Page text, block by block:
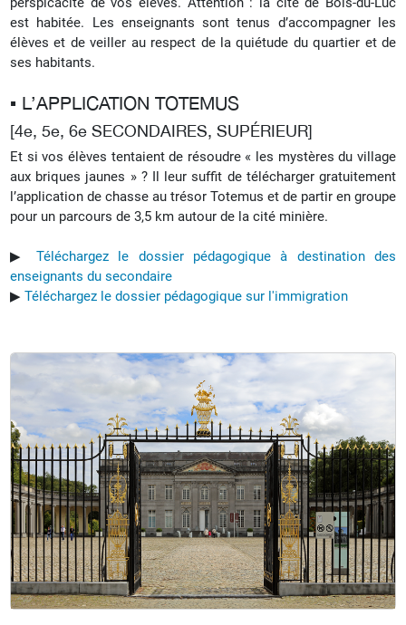
est habitée. Les enseignants sont tenus d’accompagner les
élèves et de veiller au respect de la quiétude du quartier et de
ses habitants.
▪︎ L’APPLICATION TOTEMUS
[4e, 5e, 6e SECONDAIRES, SUPÉRIEUR]
Et si vos élèves tentaient de résoudre « les mystères du village
aux briques jaunes » ? Il leur suffit de télécharger gratuitement
l’application de chasse au trésor Totemus et de partir en groupe
pour un parcours de 3,5 km autour de la cité minière.
▶︎ Téléchargez le dossier pédagogique à destination des
enseignants du secondaire
▶︎ Téléchargez le dossier pédagogique sur l'immigration